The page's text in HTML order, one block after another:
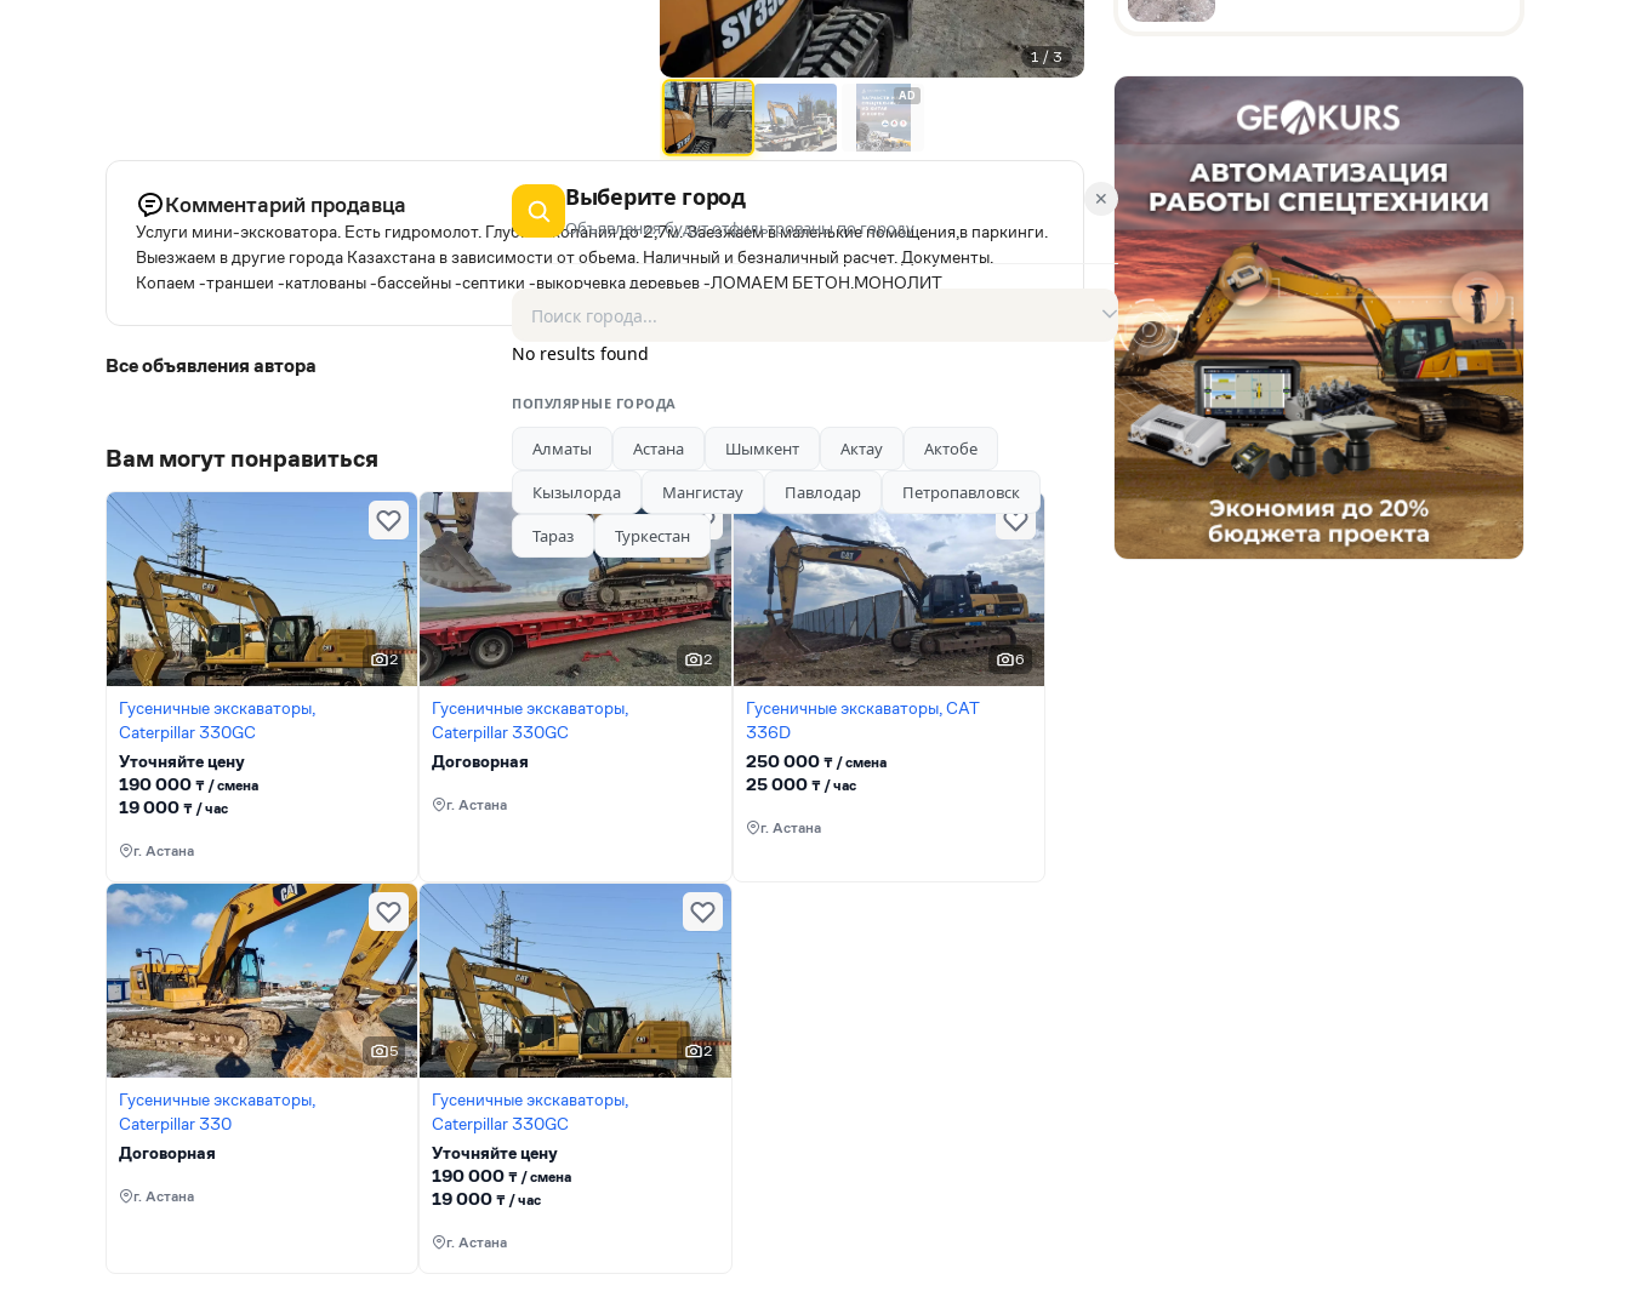
1 / 3
AD
Комментарий продавца
Услуги мини-эксковатора. Есть гидромолот. Глубина копания до 2,7м. Заезжаем в маленькие помещения,в паркинги.
Выезжаем в другие города Казахстана в зависимости от обьема. Наличный и безналичный расчет. Документы.
Копаем -траншеи -катлованы -бассейны -септики -выкорчевка деревьев -ЛОМАЕМ БЕТОН,МОНОЛИТ
Все объявления автора
Вам могут понравиться
2
Гусеничные экскаваторы,
Caterpillar 330GC
Уточняйте цену
190 000 ₸ / сменa
19 000 ₸ / час
г. Астана
2
Гусеничные экскаваторы,
Caterpillar 330GC
Договорная
г. Астана
6
Гусеничные экскаваторы, CAT
336D
250 000 ₸ / сменa
25 000 ₸ / час
г. Астана
5
Гусеничные экскаваторы,
Caterpillar 330
Договорная
г. Астана
2
Гусеничные экскаваторы,
Caterpillar 330GC
Уточняйте цену
190 000₸ / сменa
19 000₸ / час
г. Астана
✕
Выберите город
Объявления будут отфильтрованы по городу
No results found
ПОПУЛЯРНЫЕ ГОРОДА
Алматы Астана Шымкент Актау
Актобе
Кызылорда
Мангистау Павлодар
Петропавловск
Тараз
Туркестан